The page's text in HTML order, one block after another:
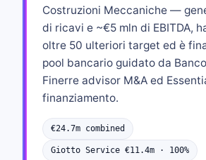
Costruzioni Meccaniche —
di ricavi e ~€5 mln di EBITDA,
oltre 50 ulteriori target ed è
pool bancario guidato da
Finerre advisor M&A ed
finanziamento.
€24.7m combined
Giotto Service €11.4m · 100%